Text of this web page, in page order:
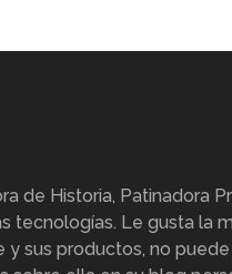
de Historia, Patinadora
tecnologías. Le gusta la
y sus productos, no puede